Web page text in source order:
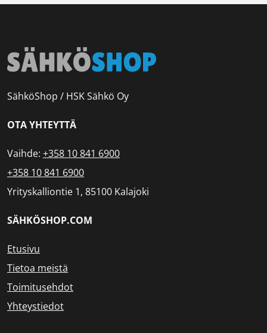
SähköShop / HSK Sähkö Oy
OTA YHTEYTTÄ
Vaihde: +358 10 841 6900
+358 10 841 6900
Yrityskalliontie 1, 85100 Kalajoki
SÄHKÖSHOP.COM
Etusivu
Tietoa meistä
Toimitusehdot
Yhteystiedot